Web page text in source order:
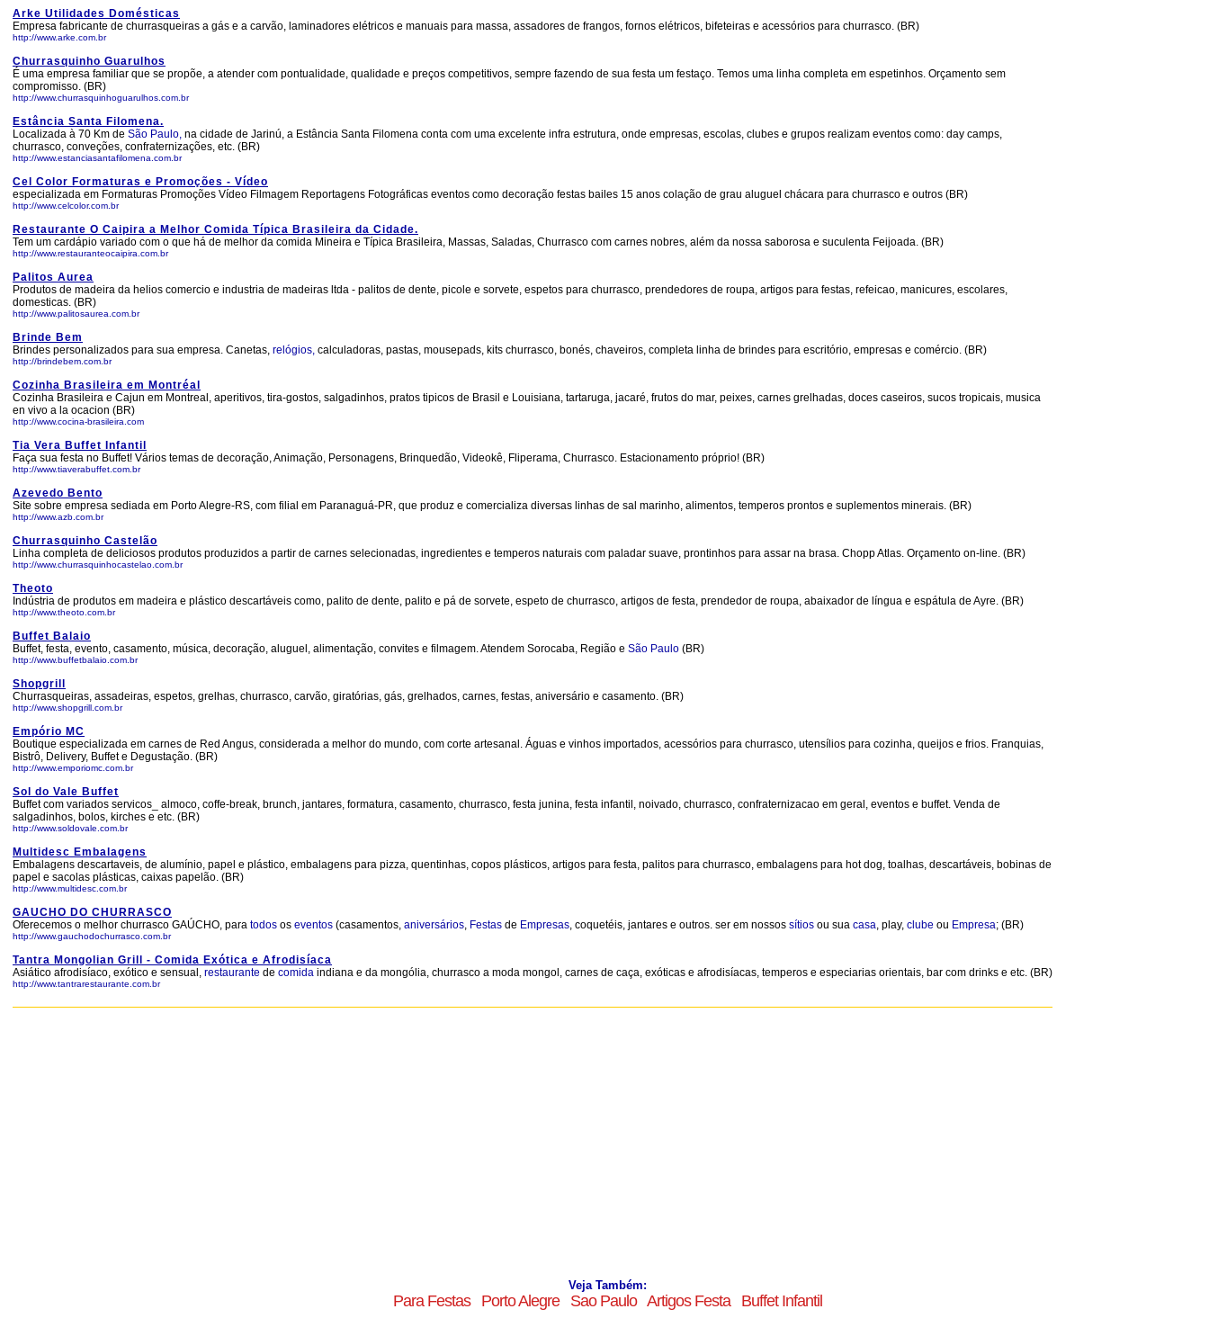
Arke Utilidades Domésticas
Empresa fabricante de churrasqueiras a gás e a carvão, laminadores elétricos e manuais para massa, assadores de frangos, fornos elétricos, bifeteiras e acessórios para churrasco. (BR)
http://www.arke.com.br
Churrasquinho Guarulhos
É uma empresa familiar que se propõe, a atender com pontualidade, qualidade e preços competitivos, sempre fazendo de sua festa um festaço. Temos uma linha completa em espetinhos. Orçamento sem
compromisso. (BR)
http://www.churrasquinhoguarulhos.com.br
Estância Santa Filomena.
Localizada à 70 Km de São Paulo, na cidade de Jarinú, a Estância Santa Filomena conta com uma excelente infra estrutura, onde empresas, escolas, clubes e grupos realizam eventos como: day camps,
churrasco, conveções, confraternizações, etc. (BR)
http://www.estanciasantafilomena.com.br
Cel Color Formaturas e Promoções - Vídeo
especializada em Formaturas Promoções Vídeo Filmagem Reportagens Fotográficas eventos como decoração festas bailes 15 anos colação de grau aluguel chácara para churrasco e outros (BR)
http://www.celcolor.com.br
Restaurante O Caipira a Melhor Comida Típica Brasileira da Cidade.
Tem um cardápio variado com o que há de melhor da comida Mineira e Típica Brasileira, Massas, Saladas, Churrasco com carnes nobres, além da nossa saborosa e suculenta Feijoada. (BR)
http://www.restauranteocaipira.com.br
Palitos Aurea
Produtos de madeira da helios comercio e industria de madeiras ltda - palitos de dente, picole e sorvete, espetos para churrasco, prendedores de roupa, artigos para festas, refeicao, manicures, escolares,
domesticas. (BR)
http://www.palitosaurea.com.br
Brinde Bem
Brindes personalizados para sua empresa. Canetas, relógios, calculadoras, pastas, mousepads, kits churrasco, bonés, chaveiros, completa linha de brindes para escritório, empresas e comércio. (BR)
http://brindebem.com.br
Cozinha Brasileira em Montréal
Cozinha Brasileira e Cajun em Montreal, aperitivos, tira-gostos, salgadinhos, pratos tipicos de Brasil e Louisiana, tartaruga, jacaré, frutos do mar, peixes, carnes grelhadas, doces caseiros, sucos tropicais, musica
en vivo a la ocacion (BR)
http://www.cocina-brasileira.com
Tia Vera Buffet Infantil
Faça sua festa no Buffet! Vários temas de decoração, Animação, Personagens, Brinquedão, Videokê, Fliperama, Churrasco. Estacionamento próprio! (BR)
http://www.tiaverabuffet.com.br
Azevedo Bento
Site sobre empresa sediada em Porto Alegre-RS, com filial em Paranaguá-PR, que produz e comercializa diversas linhas de sal marinho, alimentos, temperos prontos e suplementos minerais. (BR)
http://www.azb.com.br
Churrasquinho Castelão
Linha completa de deliciosos produtos produzidos a partir de carnes selecionadas, ingredientes e temperos naturais com paladar suave, prontinhos para assar na brasa. Chopp Atlas. Orçamento on-line. (BR)
http://www.churrasquinhocastelao.com.br
Theoto
Indústria de produtos em madeira e plástico descartáveis como, palito de dente, palito e pá de sorvete, espeto de churrasco, artigos de festa, prendedor de roupa, abaixador de língua e espátula de Ayre. (BR)
http://www.theoto.com.br
Buffet Balaio
Buffet, festa, evento, casamento, música, decoração, aluguel, alimentação, convites e filmagem. Atendem Sorocaba, Região e São Paulo (BR)
http://www.buffetbalaio.com.br
Shopgrill
Churrasqueiras, assadeiras, espetos, grelhas, churrasco, carvão, giratórias, gás, grelhados, carnes, festas, aniversário e casamento. (BR)
http://www.shopgrill.com.br
Empório MC
Boutique especializada em carnes de Red Angus, considerada a melhor do mundo, com corte artesanal. Águas e vinhos importados, acessórios para churrasco, utensílios para cozinha, queijos e frios. Franquias,
Bistrô, Delivery, Buffet e Degustação. (BR)
http://www.emporiomc.com.br
Sol do Vale Buffet
Buffet com variados servicos_ almoco, coffe-break, brunch, jantares, formatura, casamento, churrasco, festa junina, festa infantil, noivado, churrasco, confraternizacao em geral, eventos e buffet. Venda de
salgadinhos, bolos, kirches e etc. (BR)
http://www.soldovale.com.br
Multidesc Embalagens
Embalagens descartaveis, de alumínio, papel e plástico, embalagens para pizza, quentinhas, copos plásticos, artigos para festa, palitos para churrasco, embalagens para hot dog, toalhas, descartáveis, bobinas de
papel e sacolas plásticas, caixas papelão. (BR)
http://www.multidesc.com.br
GAUCHO DO CHURRASCO
Oferecemos o melhor churrasco GAÚCHO, para todos os eventos (casamentos, aniversários, Festas de Empresas, coquetéis, jantares e outros. ser em nossos sítios ou sua casa, play, clube ou Empresa; (BR)
http://www.gauchodochurrasco.com.br
Tantra Mongolian Grill - Comida Exótica e Afrodisíaca
Asiático afrodisíaco, exótico e sensual, restaurante de comida indiana e da mongólia, churrasco a moda mongol, carnes de caça, exóticas e afrodisíacas, temperos e especiarias orientais, bar com drinks e etc. (BR)
http://www.tantrarestaurante.com.br
Veja Também:
Para Festas Porto Alegre Sao Paulo Artigos Festa Buffet Infantil